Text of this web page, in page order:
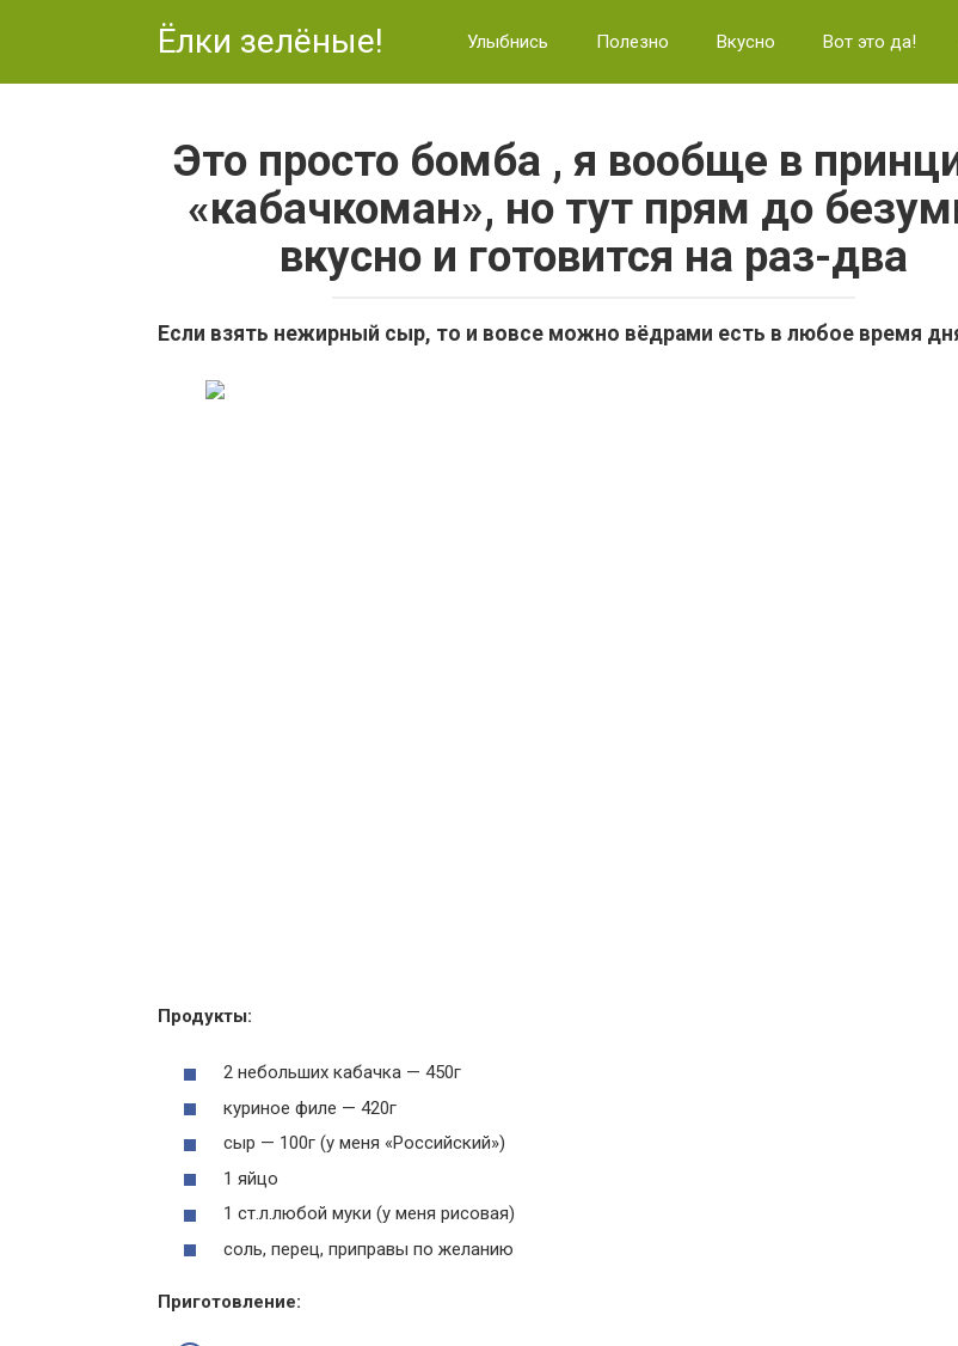
Ёлки зелёные! Улыбнись Полезно Вкусно Вот это да!
Это просто бомба , я вообще в
«кабачкоман», но тут прям до
вкусно и готовится на раз-два
Если взять нежирный сыр, то и вовсе можно вёдрами есть в любое время
Продукты:
2 небольших кабачка — 450г
куриное филе — 420г
сыр — 100г (у меня «Российский»)
1 яйцо
1 ст.л.любой муки (у меня рисовая)
соль, перец, приправы по желанию
Приготовление: